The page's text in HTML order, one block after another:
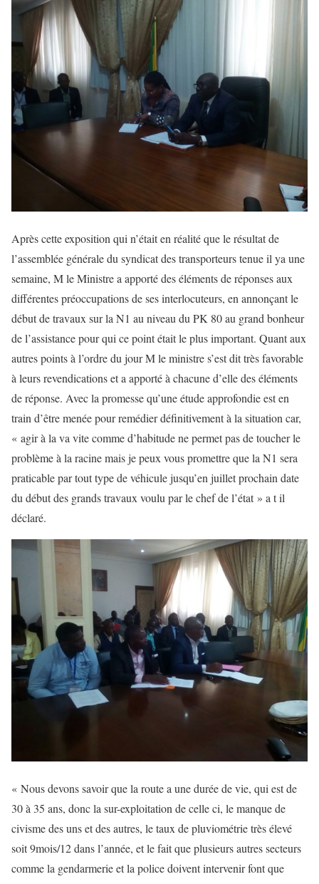
Après cette exposition qui n’était en réalité que le résultat de
l’assemblée générale du syndicat des transporteurs tenue il ya une
semaine, M le Ministre a apporté des éléments de réponses aux
différentes préoccupations de ses interlocuteurs, en annonçant le
début de travaux sur la N1 au niveau du PK 80 au grand bonheur
de l’assistance pour qui ce point était le plus important. Quant aux
autres points à l’ordre du jour M le ministre s’est dit très favorable
à leurs revendications et a apporté à chacune d’elle des éléments
de réponse. Avec la promesse qu’une étude approfondie est en
train d’être menée pour remédier définitivement à la situation car,
« agir à la va vite comme d’habitude ne permet pas de toucher le
problème à la racine mais je peux vous promettre que la N1 sera
praticable par tout type de véhicule jusqu’en juillet prochain date
du début des grands travaux voulu par le chef de l’état » a t il
déclaré.
« Nous devons savoir que la route a une durée de vie, qui est de
30 à 35 ans, donc la sur-exploitation de celle ci, le manque de
civisme des uns et des autres, le taux de pluviométrie très élevé
soit 9mois/12 dans l’année, et le fait que plusieurs autres secteurs
comme la gendarmerie et la police doivent intervenir font que